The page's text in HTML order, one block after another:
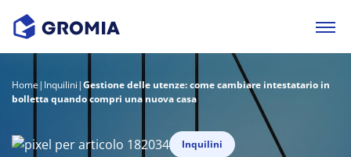
Home| Inquilini|Gestione delle utenze: come cambiare intestatario in
bolletta quando compri una nuova casa
Inquilini